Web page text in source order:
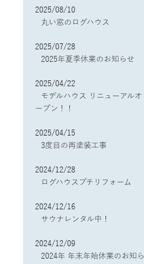
2025/08/10
丸い窓のログハウス
2025/07/28
2025年夏季休業のお知らせ
2025/04/22
モデルハウス リニューアルオ
ープン！！
2025/04/15
3度目の再塗装工事
2024/12/28
ログハウスプチリフォーム
2024/12/16
サウナレンタル中！
2024/12/09
2024年 年末年始休業のお知ら